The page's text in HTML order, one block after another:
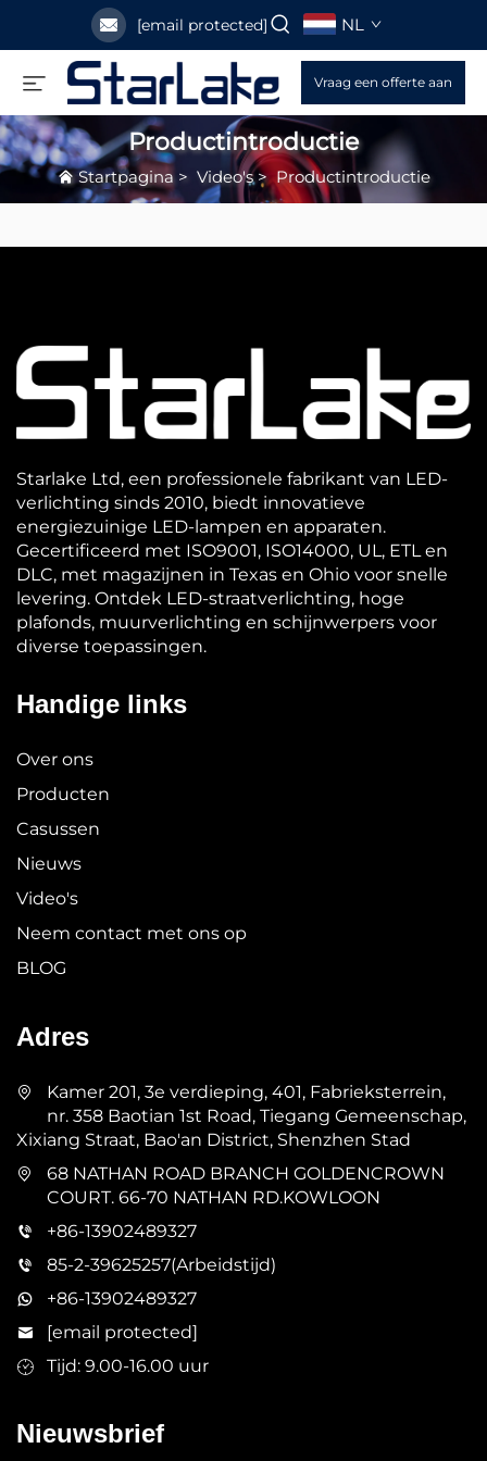
[email protected] NL
Vraag een offerte aan
Productintroductie
Startpagina > Video's> Productintroductie
Starlake Ltd, een professionele fabrikant van LED-
verlichting sinds 2010, biedt innovatieve
energiezuinige LED-lampen en apparaten.
Gecertificeerd met ISO9001, ISO14000, UL, ETL en
DLC, met magazijnen in Texas en Ohio voor snelle
levering. Ontdek LED-straatverlichting, hoge
plafonds, muurverlichting en schijnwerpers voor
diverse toepassingen.
Handige links
Over ons
Producten
Casussen
Nieuws
Video's
Neem contact met ons op
BLOG
Adres
Kamer 201, 3e verdieping, 401, Fabrieksterrein,
nr. 358 Baotian 1st Road, Tiegang Gemeenschap,
Xixiang Straat, Bao'an District, Shenzhen Stad
68 NATHAN ROAD BRANCH GOLDENCROWN
COURT. 66-70 NATHAN RD.KOWLOON
+86-13902489327
85-2-39625257(Arbeidstijd)
+86-13902489327
[email protected]
Tijd: 9.00-16.00 uur
Nieuwsbrief